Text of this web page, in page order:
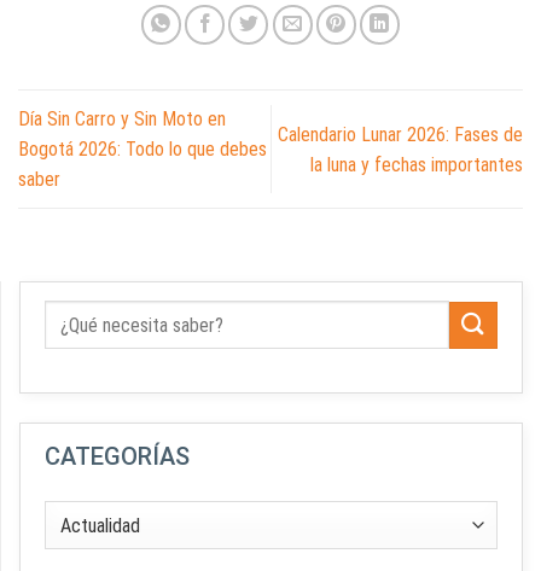
Día Sin Carro y Sin Moto en
Bogotá 2026: Todo lo que debes
saber
Calendario Lunar 2026: Fases de
la luna y fechas importantes
CATEGORÍAS